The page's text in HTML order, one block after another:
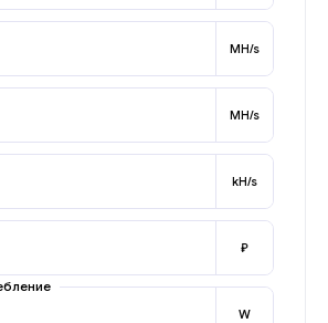
MH/s
MH/s
kH/s
₽
W